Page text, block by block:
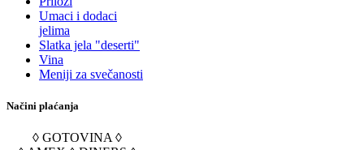
Umaci i dodaci
jelima
Slatka jela "deserti"
Vina
Meniji za svečanosti
Načini plaćanja
◊ GOTOVINA ◊